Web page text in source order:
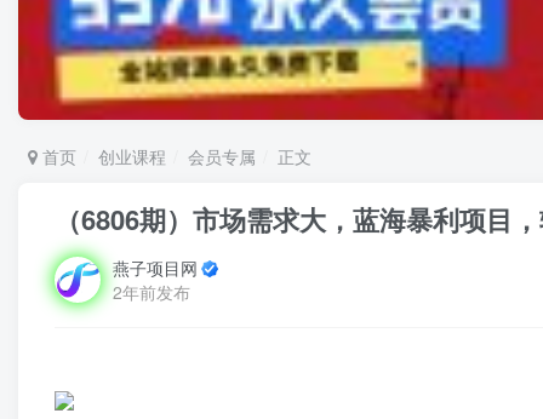
首页 创业课程 会员专属 正文
（6806期）市场需求大，蓝海暴利项目
燕子项目网
2年前发布